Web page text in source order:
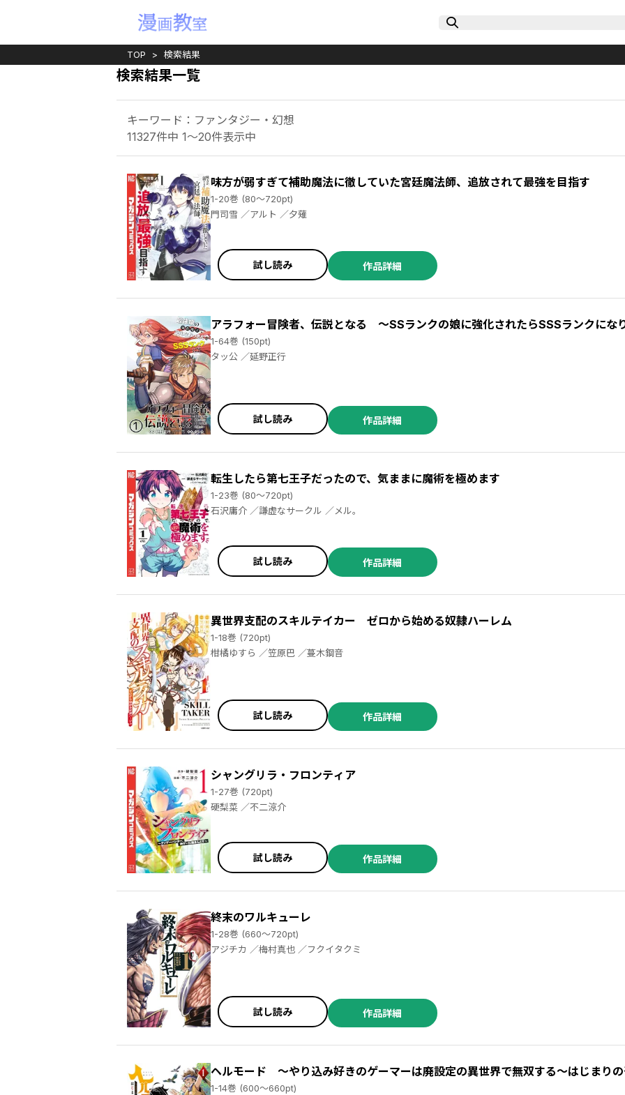
TOP 検索結果
検索結果一覧
キーワード：ファンタジー・幻想
11327件中 1～20件表示中
味方が弱すぎて補助魔法に徹していた宮廷魔法師、追放されて最強を目指す
1-20巻 (80～720pt)
門司雪 ／アルト ／夕薙
試し読み 作品詳細
アラフォー冒険者、伝説となる ～SSランクの娘に強化されたらSSSランクにな
1-64巻 (150pt)
タッ公 ／延野正行
試し読み 作品詳細
転生したら第七王子だったので、気ままに魔術を極めます
1-23巻 (80～720pt)
石沢庸介 ／謙虚なサークル ／メル。
試し読み 作品詳細
異世界支配のスキルテイカー ゼロから始める奴隷ハーレム
1-18巻 (720pt)
柑橘ゆすら ／笠原巴 ／蔓木鋼音
試し読み 作品詳細
シャングリラ・フロンティア
1-27巻 (720pt)
硬梨菜 ／不二涼介
試し読み 作品詳細
終末のワルキューレ
1-28巻 (660～720pt)
アジチカ ／梅村真也 ／フクイタクミ
試し読み 作品詳細
ヘルモード ～やり込み好きのゲーマーは廃設定の異世界で無双する～はじまり
1-14巻 (600～660pt)